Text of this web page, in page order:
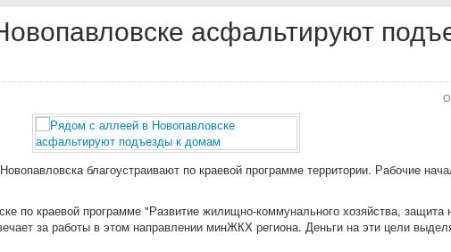
асфальтируют
благоустраивают по краевой программе территории. Рабочие
по краевой программе "Развитие жилищно-коммунального хозяйства, защита
за работы в этом направлении минЖКХ региона. Деньги на эти цели